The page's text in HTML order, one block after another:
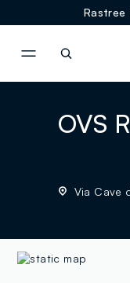
Rastree
OVS
Via Cave